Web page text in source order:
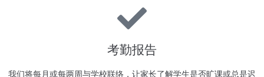
考勤报告
我们将每月或每两周与学校联络，让家长了解学生是否旷课或总是迟